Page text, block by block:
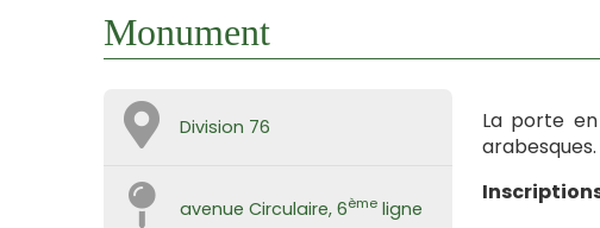
Monument
Division 76
avenue Circulaire, 6ème ligne
La porte